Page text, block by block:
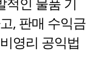
적인 물품 기
, 판매 수익금
영리 공익법